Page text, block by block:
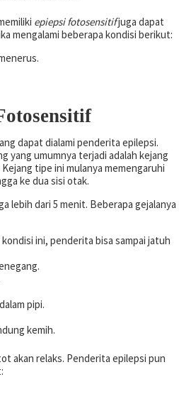
epiepsi fotosensitifjuga dapat
mengalami beberapa kondisi berikut:
dapat dialami penderita epilepsi.
yang umumnya terjadi adalah kejang
Kejang tipe ini mulanya memengaruhi
ke dua sisi otak.
lebih dari 5 menit. Beberapa gejalanya
ini, penderita bisa sampai jatuh
pipi.
kemih.
akan relaks. Penderita epilepsi pun